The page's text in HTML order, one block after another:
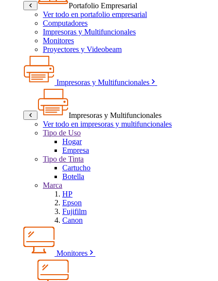
Portafolio Empresarial
Ver todo en portafolio empresarial
Computadores
Impresoras y Multifuncionales
Monitores
Proyectores y Videobeam
Impresoras y Multifuncionales
Impresoras y Multifuncionales
Ver todo en impresoras y multifuncionales
Tipo de Uso
Hogar
Empresa
Tipo de Tinta
Cartucho
Botella
Marca
HP
Epson
Fujifilm
Canon
Monitores